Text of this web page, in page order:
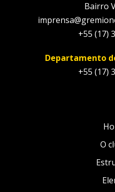
Bairro
+55 (17)
Departamento
+55 (17)
O